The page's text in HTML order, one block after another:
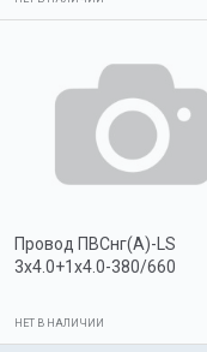
Провод ПВСнг(А)-LS
3х4.0+1х4.0-380/660
НЕТ В НАЛИЧИИ